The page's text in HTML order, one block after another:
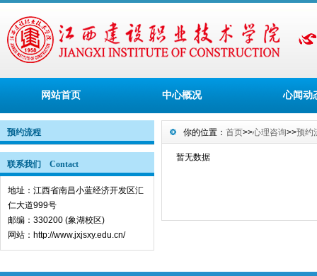
网站首页 中心概况 心闻动
预约流程
联系我们 Contact
地址：江西省南昌小蓝经济开发区汇
仁大道999号
邮编：330200 (象湖校区)
网站：http://www.jxjsxy.edu.cn/
你的位置： 首页>>心理咨询>>预约
暂无数据